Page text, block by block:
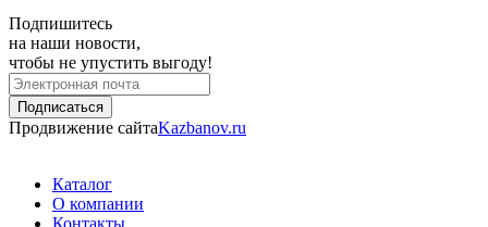
Подпишитесь
на наши новости,
чтобы не упустить выгоду!
Продвижение сайтаKazbanov.ru
Каталог
О компании